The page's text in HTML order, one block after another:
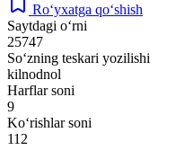
Ro‘yxatga qo‘shish
Saytdagi o‘rni
25747
So‘zning teskari yozilishi
kilnodnol
Harflar soni
9
Ko‘rishlar soni
112